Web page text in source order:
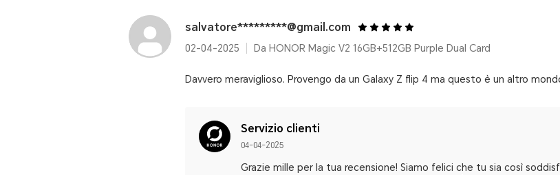
salvatore*********@gmail.com
02-04-2025 Da HONOR Magic V2 16GB+512GB Purple Dual Card
Davvero meraviglioso. Provengo da un Galaxy Z flip 4 ma questo è un altro
Servizio clienti
04-04-2025
Grazie mille per la tua recensione! Siamo felici che tu sia così